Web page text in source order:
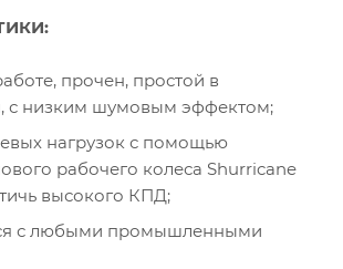
прочен, простой в
с низким шумовым эффектом;
нагрузок с помощью
рабочего колеса Shurricane
высокого КПД;
с любыми промышленными